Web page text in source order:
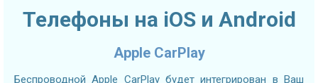
Телефоны на iOS и Android
Apple CarPlay
Беспроводной Apple CarPlay будет интегрирован в Ваш